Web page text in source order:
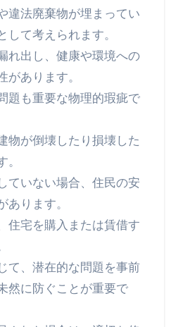
違法廃棄物が埋まってい
して考えられます。
れ出し、健康や環境への
あります。
題も重要な物理的瑕疵で
物が倒壊したり損壊した
ていない場合、住民の安
ります。
住宅を購入または賃借す
て、潜在的な問題を事前
然に防ぐことが重要で